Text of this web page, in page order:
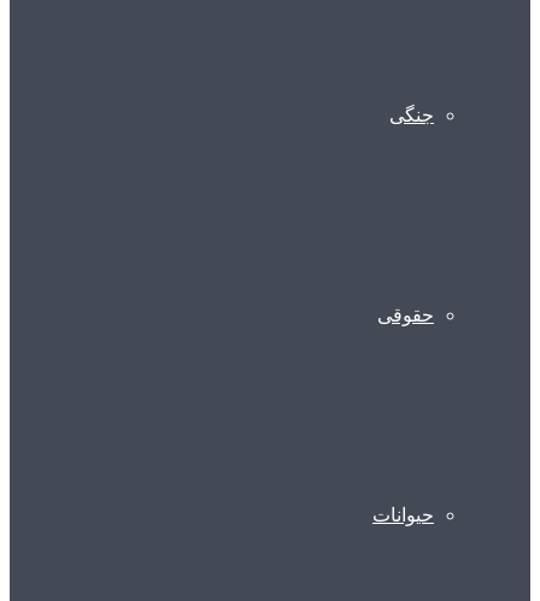
جنگی
حقوقی
حیوانات